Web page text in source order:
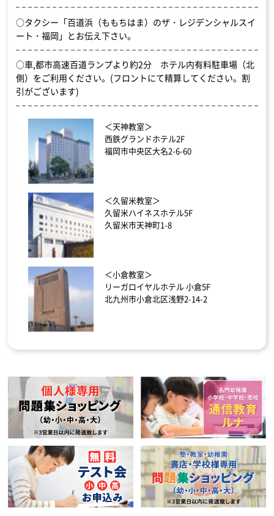
○タクシー「百道浜（ももちはま）のザ・レジデンシャルスイ
ート・福岡」とお伝え下さい。
○車,都市高速百道ランプより約2分 ホテル内有料駐車場（北
側）をご利用ください。(フロントにて精算してください。割
引がございます)
＜天神教室＞
西鉄グランドホテル2F
福岡市中央区大名2-6-60
＜久留米教室＞
久留米ハイネスホテル5F
久留米市天神町1-8
＜小倉教室＞
リーガロイヤルホテル 小倉5F
北九州市小倉北区浅野2-14-2